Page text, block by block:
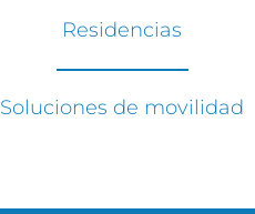
Residencias
Soluciones de movilidad